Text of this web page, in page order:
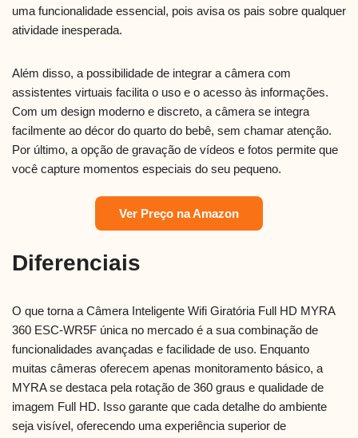
uma funcionalidade essencial, pois avisa os pais sobre qualquer
atividade inesperada.
Além disso, a possibilidade de integrar a câmera com
assistentes virtuais facilita o uso e o acesso às informações.
Com um design moderno e discreto, a câmera se integra
facilmente ao décor do quarto do bebê, sem chamar atenção.
Por último, a opção de gravação de vídeos e fotos permite que
você capture momentos especiais do seu pequeno.
Ver Preço na Amazon
Diferenciais
O que torna a Câmera Inteligente Wifi Giratória Full HD MYRA
360 ESC-WR5F única no mercado é a sua combinação de
funcionalidades avançadas e facilidade de uso. Enquanto
muitas câmeras oferecem apenas monitoramento básico, a
MYRA se destaca pela rotação de 360 graus e qualidade de
imagem Full HD. Isso garante que cada detalhe do ambiente
seja visível, oferecendo uma experiência superior de